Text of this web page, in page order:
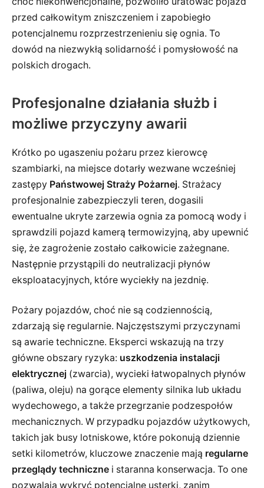
przed całkowitym zniszczeniem i zapobiegło
potencjalnemu rozprzestrzenieniu się ognia. To
dowód na niezwykłą solidarność i pomysłowość na
polskich drogach.
Profesjonalne działania służb i
możliwe przyczyny awarii
Krótko po ugaszeniu pożaru przez kierowcę
szambiarki, na miejsce dotarły wezwane wcześniej
zastępy Państwowej Straży Pożarnej. Strażacy
profesjonalnie zabezpieczyli teren, dogasili
ewentualne ukryte zarzewia ognia za pomocą wody i
sprawdzili pojazd kamerą termowizyjną, aby upewnić
się, że zagrożenie zostało całkowicie zażegnane.
Następnie przystąpili do neutralizacji płynów
eksploatacyjnych, które wyciekły na jezdnię.
Pożary pojazdów, choć nie są codziennością,
zdarzają się regularnie. Najczęstszymi przyczynami
są awarie techniczne. Eksperci wskazują na trzy
główne obszary ryzyka: uszkodzenia instalacji
elektrycznej (zwarcia), wycieki łatwopalnych płynów
(paliwa, oleju) na gorące elementy silnika lub układu
wydechowego, a także przegrzanie podzespołów
mechanicznych. W przypadku pojazdów użytkowych,
takich jak busy lotniskowe, które pokonują dziennie
setki kilometrów, kluczowe znaczenie mają regularne
przeglądy techniczne i staranna konserwacja. To one
pozwalają wykryć potencjalne usterki, zanim